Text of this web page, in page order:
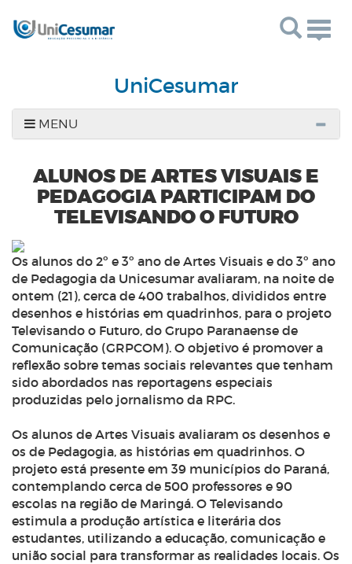
UniCesumar
MENU
ALUNOS DE ARTES VISUAIS E
PEDAGOGIA PARTICIPAM DO
TELEVISANDO O FUTURO
Os alunos do 2º e 3º ano de Artes Visuais e do 3º ano
de Pedagogia da Unicesumar avaliaram, na noite de
ontem (21), cerca de 400 trabalhos, divididos entre
desenhos e histórias em quadrinhos, para o projeto
Televisando o Futuro, do Grupo Paranaense de
Comunicação (GRPCOM). O objetivo é promover a
reflexão sobre temas sociais relevantes que tenham
sido abordados nas reportagens especiais
produzidas pelo jornalismo da RPC.
Os alunos de Artes Visuais avaliaram os desenhos e
os de Pedagogia, as histórias em quadrinhos. O
projeto está presente em 39 municípios do Paraná,
contemplando cerca de 500 professores e 90
escolas na região de Maringá. O Televisando
estimula a produção artística e literária dos
estudantes, utilizando a educação, comunicação e
união social para transformar as realidades locais. Os